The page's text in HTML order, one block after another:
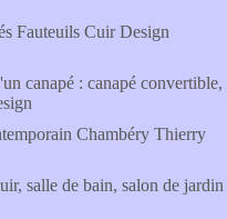
Fauteuils Cuir Design
canapé : canapé convertible,
Chambéry Thierry
salle de bain, salon de jardin